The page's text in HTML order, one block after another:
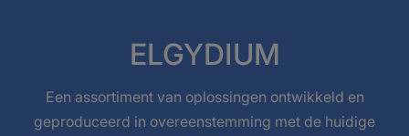
ELGYDIUM
Een assortiment van oplossingen ontwikkeld en
geproduceerd in overeenstemming met de huidige